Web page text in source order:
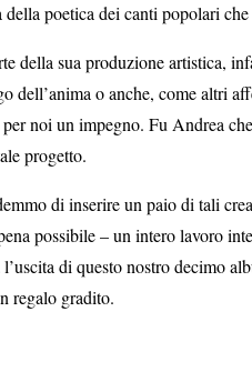
della poetica dei canti popolari
della sua produzione artistica,
dell’anima o anche, come altri
noi un impegno. Fu Andrea
progetto.
di inserire un paio di tali
possibile – un intero lavoro
di questo nostro decimo
regalo gradito.